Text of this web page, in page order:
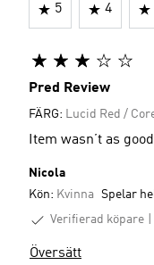
5 4
Pred Review
FÄRG: Lucid Red /
Item wasn’t as
Nicola
Kön: Kvinna Spelar
Verifierad köpare
Översätt